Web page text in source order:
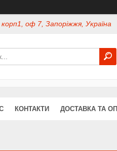
корп1, оф 7, Запоріжжя, Україна
КОНТАКТИ ДОСТАВКА ТА